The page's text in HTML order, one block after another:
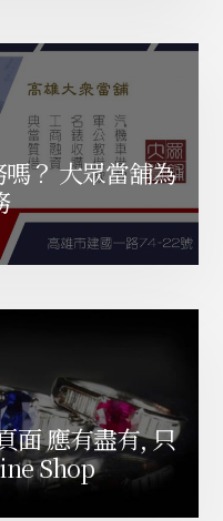
？ 大眾當舖為
面 應有盡有, 只
Shop